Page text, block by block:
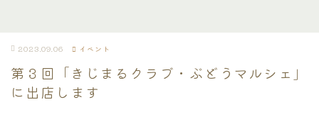
2023.09.06 イベント
第３回「きじまるクラブ・ぶどうマルシェ」
に出店します